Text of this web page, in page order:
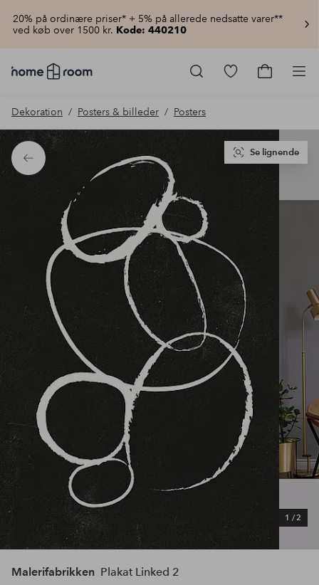
20% på ordinære priser* + 5% på allerede nedsatte varer**
ved køb over 1500 kr. Kode: 440210
Homeroom
–
hjemmet
til
lav
pris
Gå
Gå
Dekoration Posters & billeder Posters
Tilbage
1 /2
Se lignende
Malerifabrikken Plakat Linked 2